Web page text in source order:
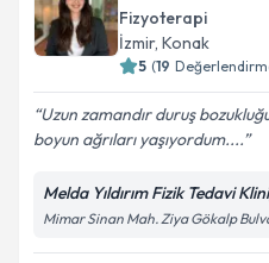
Fizyoterapi
İzmir, Konak
5 (19
Uzun zamandır duruş
boyun ağrıları yaşıyordum....
Melda Yıldırım Fizik Tedavi
Mimar Sinan Mah. Ziya Gökalp